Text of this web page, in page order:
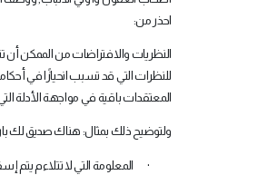
احذر من:
النظريات والافتراضات من الممكن أن
للنظرات التي قد تسبب انحيازًا في
المعتقدات باقية في مواجهة الأدلة
ولتوضيح ذلك بمثال: هناك صديق لك
·
المعلومة التي لا تتلاءم يتم